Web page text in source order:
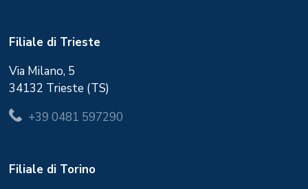
Filiale di Trieste
Via Milano, 5
34132 Trieste (TS)
+39 0481 597290
Filiale di Torino